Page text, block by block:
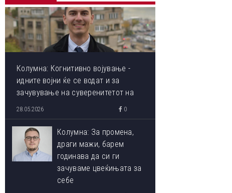
Колумна: Когнитивно војување -
идните војни ќе се водат и за
зачувување на суверенитетот на
сопствениот ум
28.05.2026 0
Колумна: За промена,
драги мажи, барем
годинава да си ги
зачуваме цвеќињата за
себе